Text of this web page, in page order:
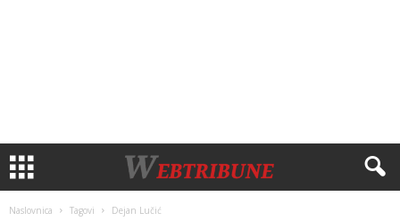
Naslovnica Tagovi Dejan Lučić